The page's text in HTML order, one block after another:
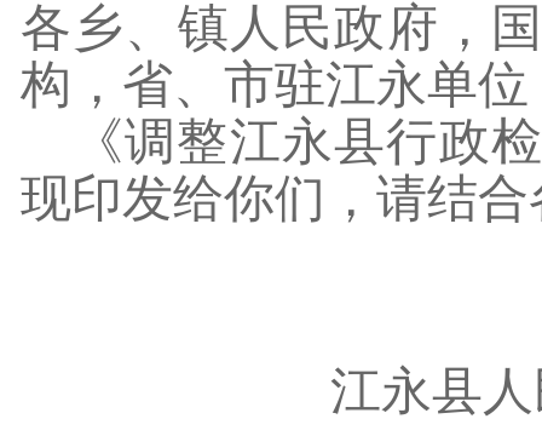
各乡、镇人民政府，
构，省、市驻江永单位
《调整江永县行政
现印发给你们，请结
江永县